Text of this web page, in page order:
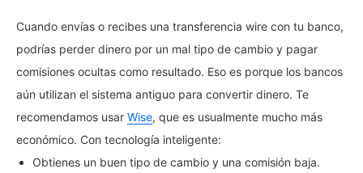
Cuando envías o recibes una transferencia wire con tu banco,
podrías perder dinero por un mal tipo de cambio y pagar
comisiones ocultas como resultado. Eso es porque los bancos
aún utilizan el sistema antiguo para convertir dinero. Te
recomendamos usar Wise, que es usualmente mucho más
económico. Con tecnología inteligente:
Obtienes un buen tipo de cambio y una comisión baja.